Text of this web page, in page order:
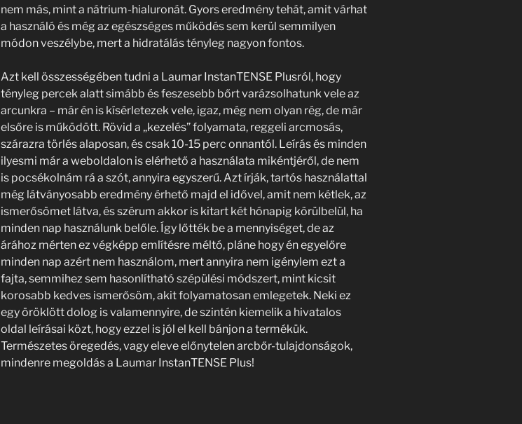
nem más, mint a nátrium-hialuronát. Gyors eredmény tehát, amit várhat
a használó és még az egészséges működés sem kerül semmilyen
módon veszélybe, mert a hidratálás tényleg nagyon fontos.
Azt kell összességében tudni a Laumar InstanTENSE Plusról, hogy
tényleg percek alatt simább és feszesebb bőrt varázsolhatunk vele az
arcunkra – már én is kísérletezek vele, igaz, még nem olyan rég, de már
elsőre is működött. Rövid a „kezelés” folyamata, reggeli arcmosás,
szárazra törlés alaposan, és csak 10-15 perc onnantól. Leírás és minden
ilyesmi már a weboldalon is elérhető a használata mikéntjéről, de nem
is pocsékolnám rá a szót, annyira egyszerű. Azt írják, tartós használattal
még látványosabb eredmény érhető majd el idővel, amit nem kétlek, az
ismerősömet látva, és szérum akkor is kitart két hónapig körülbelül, ha
minden nap használunk belőle. Így lőtték be a mennyiséget, de az
árához mérten ez végképp említésre méltó, pláne hogy én egyelőre
minden nap azért nem használom, mert annyira nem igénylem ezt a
fajta, semmihez sem hasonlítható szépülési módszert, mint kicsit
korosabb kedves ismerősöm, akit folyamatosan emlegetek. Neki ez
egy öröklött dolog is valamennyire, de szintén kiemelik a hivatalos
oldal leírásai közt, hogy ezzel is jól el kell bánjon a termékük.
Természetes öregedés, vagy eleve előnytelen arcbőr-tulajdonságok,
mindenre megoldás a Laumar InstanTENSE Plus!